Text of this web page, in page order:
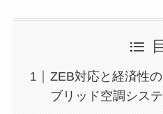
ZEB対応と経済性
ブリッド空調シス